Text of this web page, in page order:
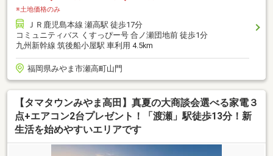
※土地価格のみ
ＪＲ鹿児島本線 瀬高駅 徒歩17分
コミュニティバス くすっぴー号 合ノ瀬団地前 徒歩1分
九州新幹線 筑後船小屋駅 車利用 4.5km
福岡県みやま市瀬高町山門
【タマタウンみやま高田】真夏の大商談会選べる家電３
点+エアコン2台プレゼント！「渡瀬」駅徒歩13分！新
生活を始めやすいエリアです